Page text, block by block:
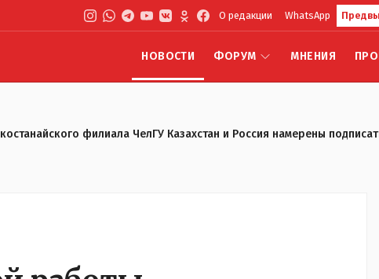
О редакции WhatsApp
НОВОСТИ ФОРУМ МНЕНИЯ
филиала ЧелГУ Казахстан и Россия намерены